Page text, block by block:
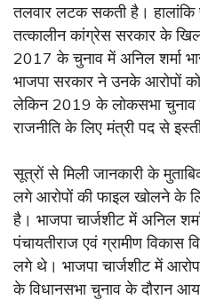
तलवार लटक सकती है। हालांकि
तत्कालीन कांग्रेस सरकार के
2017 के चुनाव में अनिल शर्मा
भाजपा सरकार ने उनके आरोपों
लेकिन 2019 के लोकसभा चुनाव
राजनीति के लिए मंत्री पद से
सूत्रों से मिली जानकारी के
लगे आरोपों की फाइल खोलने के
है। भाजपा चार्जशीट में अनिल
पंचायतीराज एवं ग्रामीण विकास
लगे थे। भाजपा चार्जशीट में
के विधानसभा चुनाव के दौरान